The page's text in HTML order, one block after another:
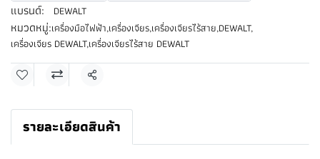
แบรนด์: DEWALT
หมวดหมู่:เครื่องมือไฟฟ้า,เครื่องเจียร,เครื่องเจียรไร้สาย,DEWALT,
เครื่องเจียร DEWALT,เครื่องเจียรไร้สาย DEWALT
แชร์
รายละเอียดสินค้า